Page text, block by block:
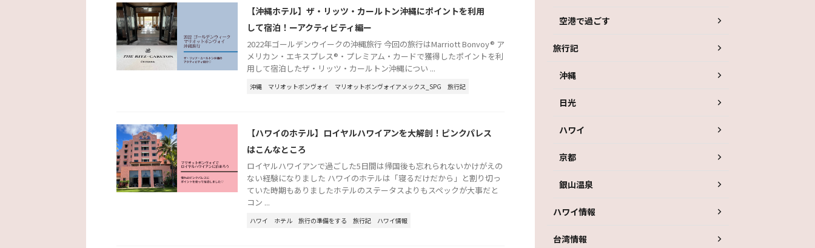
【沖縄ホテル】ザ・リッツ・カールトン沖縄にポイントを利用
して宿泊！ーアクティビティ編ー
2022年ゴールデンウイークの沖縄旅行 今回の旅行はMarriott Bonvoy® ア
メリカン・エキスプレス®・プレミアム・カードで獲得したポイントを利
用して宿泊したザ・リッツ・カールトン沖縄につい ...
沖縄 マリオットボンヴォイ マリオットボンヴォイアメックス_SPG 旅行記
【ハワイのホテル】ロイヤルハワイアンを大解剖！ピンクパレス
はこんなところ
ロイヤルハワイアンで過ごした5日間は帰国後も忘れられないかけがえの
ない経験になりました ハワイのホテルは「寝るだけだから」と割り切っ
ていた時期もありましたホテルのステータスよりもスペックが大事だと
コン ...
ハワイ ホテル 旅行の準備をする 旅行記 ハワイ情報
空港で過ごす
旅行記
沖縄
日光
ハワイ
京都
銀山温泉
ハワイ情報
台湾情報